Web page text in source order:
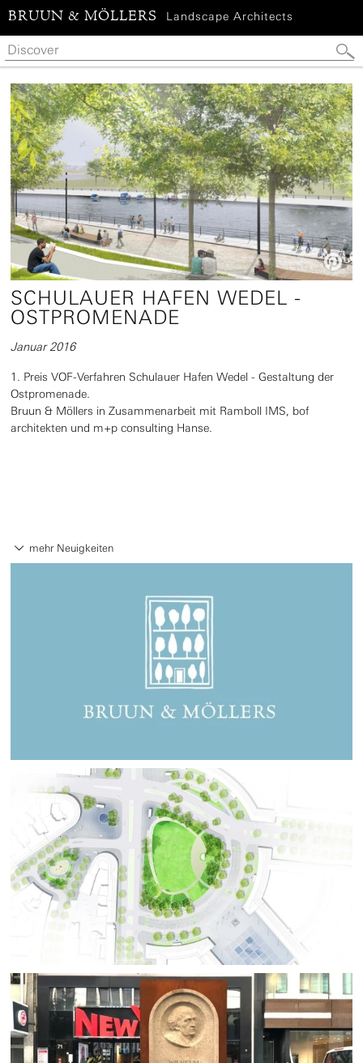

SCHULAUER HAFEN WEDEL -
OSTPROMENADE
Januar 2016
1. Preis VOF-Verfahren Schulauer Hafen Wedel - Gestaltung der
Ostpromenade.
Bruun & Möllers in Zusammenarbeit mit Ramboll IMS, bof
architekten und m+p consulting Hanse.
mehr Neuigkeiten
BRUUN & MÖLLERS Landscape Architects